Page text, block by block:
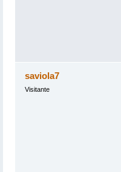
saviola7
Visitante